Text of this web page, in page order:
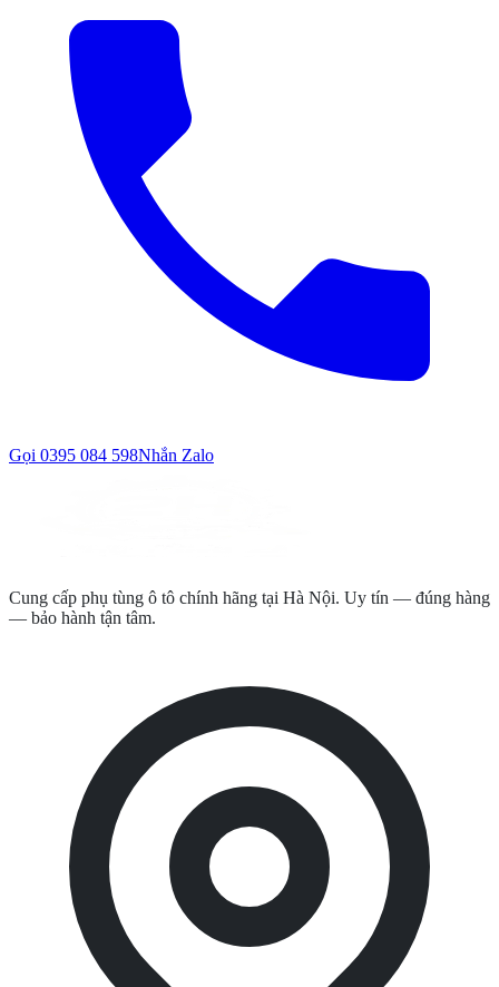
Gọi 0395 084 598Nhắn Zalo
Cung cấp phụ tùng ô tô chính hãng tại Hà Nội. Uy tín — đúng hàng
— bảo hành tận tâm.